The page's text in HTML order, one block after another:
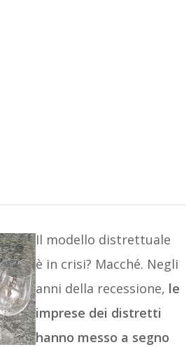
Il modello distrettuale
è in crisi? Macché. Negli
anni della recessione, le
imprese dei distretti
hanno messo a segno